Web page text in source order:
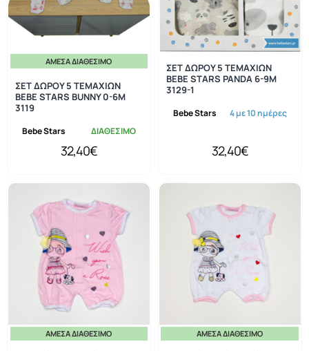
ΆΜΕΣΑ ΔΙΑΘΈΣΙΜΟ
Bebe Stars ΔΙΑΘΕΣΙΜΟ
ΣΕΤ ΔΩΡΟΥ 5 ΤΕΜΑΧΙΩΝ
BEBE STARS BUNNY 0-6M
3119
32,40€
Bebe Stars 4 με 10 ημέρες
ΣΕΤ ΔΩΡΟΥ 5 ΤΕΜΑΧΙΩΝ
BEBE STARS PANDA 6-9M
3129-1
32,40€
ΆΜΕΣΑ ΔΙΑΘΈΣΙΜΟ ΆΜΕΣΑ ΔΙΑΘΈΣΙΜΟ